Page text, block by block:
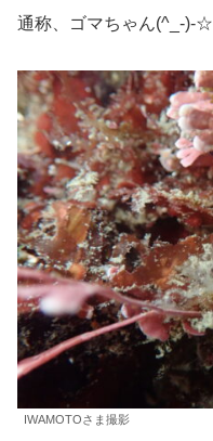
通称、ゴマちゃん(^_-)-☆
IWAMOTOさま撮影